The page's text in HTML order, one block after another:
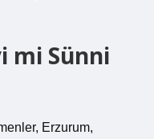
mi Sünni
Erzurum,